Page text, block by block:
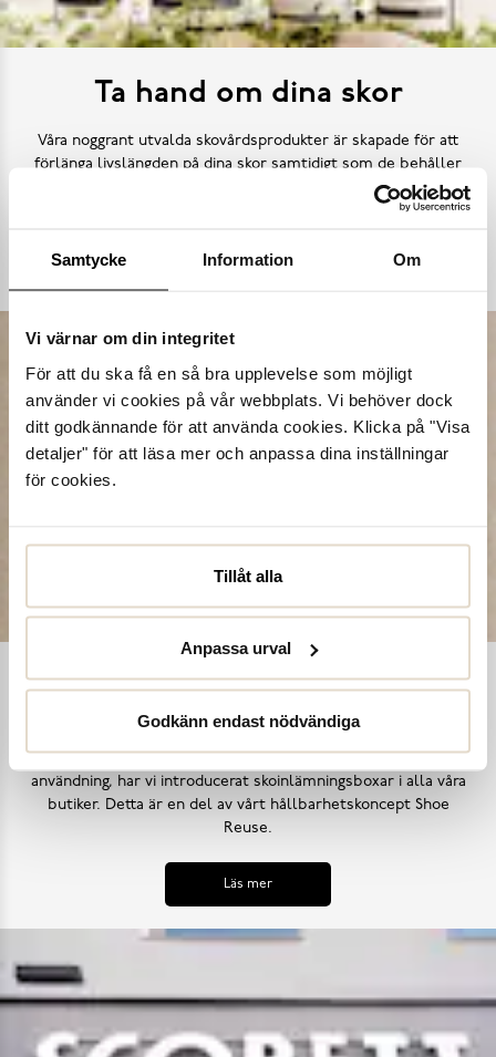
Samtycke Information Om
Vi värnar om din integritet
För att du ska få en så bra upplevelse som möjligt
använder vi cookies på vår webbplats. Vi behöver dock
ditt godkännande för att använda cookies. Klicka på "Visa
detaljer" för att läsa mer och anpassa dina inställningar
för cookies.
Tillåt alla
Anpassa urval
Godkänn endast nödvändiga
Ta hand om dina skor
Våra noggrant utvalda skovårdsprodukter är skapade för att
förlänga livslängden på dina skor samtidigt som de behåller
deras ursprungliga skönhet. Från rengöring och återfuktning till
skydd mot väder och slitage – vi har allt kan tänkas behöva.
Köp skovård
Shoe Reuse
Utifrån målet att inga skor ska bli till avfall i ett för tidigt
skede, samt uppmana till ett mer hållbart synsätt på skors
användning, har vi introducerat skoinlämningsboxar i alla våra
butiker. Detta är en del av vårt hållbarhetskoncept Shoe
Reuse.
Läs mer